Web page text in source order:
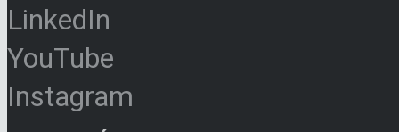
LinkedIn
YouTube
Instagram